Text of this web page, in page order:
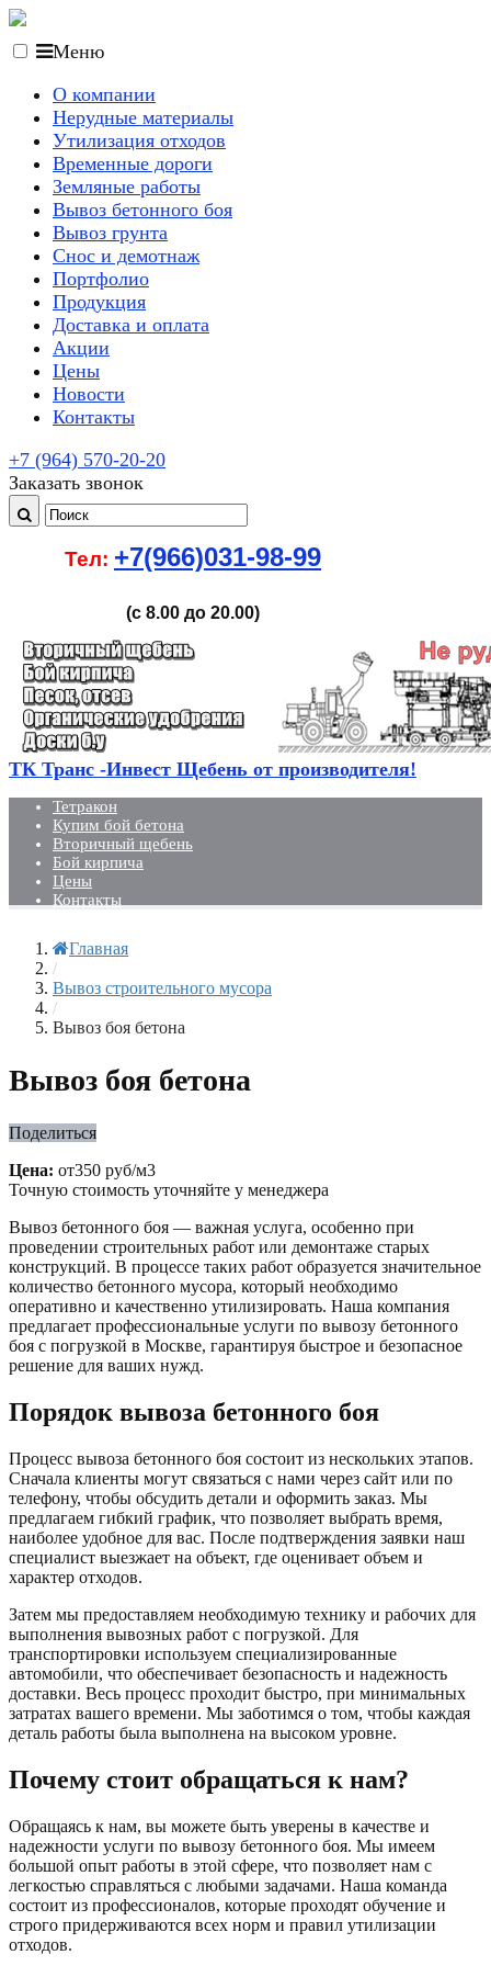
Меню
О компании
Нерудные материалы
Утилизация отходов
Временные дороги
Земляные работы
Вывоз бетонного боя
Вывоз грунта
Снос и демотнаж
Портфолио
Продукция
Доставка и оплата
Акции
Цены
Новости
Контакты
+7 (964) 570-20-20
Заказать звонок
Тел: +7(966)031-98-99
(с 8.00 до 20.00)
ТК Транс -Инвест Щебень от производителя!
Тетракон
Купим бой бетона
Вторичный щебень
Бой кирпича
Цены
Контакты
Главная
/
Вывоз строительного мусора
/
Вывоз боя бетона
Вывоз боя бетона
Поделиться
Цена: от350 руб/м3
Точную стоимость уточняйте у менеджера
Вывоз бетонного боя — важная услуга, особенно при
проведении строительных работ или демонтаже старых
конструкций. В процессе таких работ образуется значительное
количество бетонного мусора, который необходимо
оперативно и качественно утилизировать. Наша компания
предлагает профессиональные услуги по вывозу бетонного
боя с погрузкой в Москве, гарантируя быстрое и безопасное
решение для ваших нужд.
Порядок вывоза бетонного боя
Процесс вывоза бетонного боя состоит из нескольких этапов.
Сначала клиенты могут связаться с нами через сайт или по
телефону, чтобы обсудить детали и оформить заказ. Мы
предлагаем гибкий график, что позволяет выбрать время,
наиболее удобное для вас. После подтверждения заявки наш
специалист выезжает на объект, где оценивает объем и
характер отходов.
Затем мы предоставляем необходимую технику и рабочих для
выполнения вывозных работ с погрузкой. Для
транспортировки используем специализированные
автомобили, что обеспечивает безопасность и надежность
доставки. Весь процесс проходит быстро, при минимальных
затратах вашего времени. Мы заботимся о том, чтобы каждая
деталь работы была выполнена на высоком уровне.
Почему стоит обращаться к нам?
Обращаясь к нам, вы можете быть уверены в качестве и
надежности услуги по вывозу бетонного боя. Мы имеем
большой опыт работы в этой сфере, что позволяет нам с
легкостью справляться с любыми задачами. Наша команда
состоит из профессионалов, которые проходят обучение и
строго придерживаются всех норм и правил утилизации
отходов.